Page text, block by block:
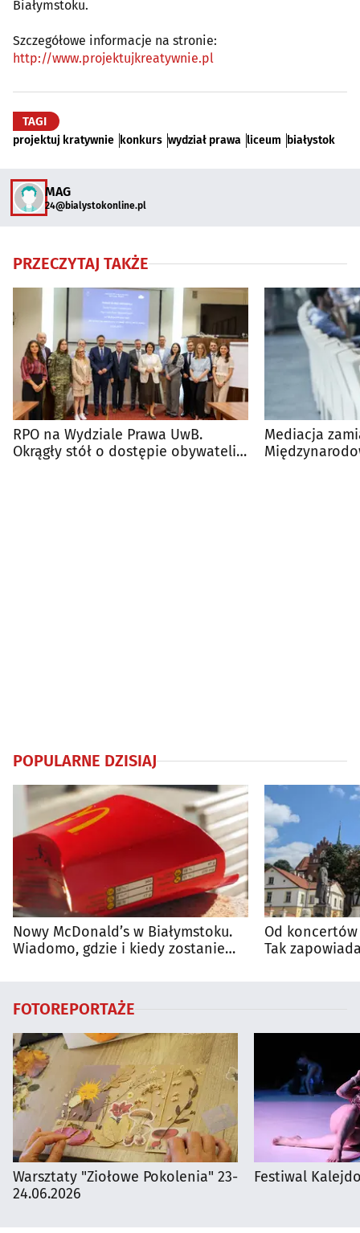
Białymstoku.
Szczegółowe informacje na stronie:
http://www.projektujkreatywnie.pl
TAGI
projektuj kratywnie konkurs wydział prawa liceum białystok
MAG
24@bialystokonline.pl
PRZECZYTAJ TAKŻE
RPO na Wydziale Prawa UwB.
Okrągły stół o dostępie obywateli
Mediacja
POPULARNE DZISIAJ
Nowy McDonald’s w Białymstoku.
Wiadomo, gdzie i kiedy zostanie
Od
Tak
FOTOREPORTAŻE
Warsztaty "Ziołowe Pokolenia" 23-
24.06.2026
Festiwal